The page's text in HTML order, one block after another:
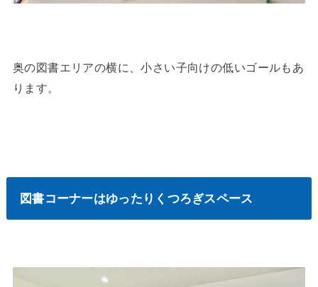
奥の図書エリアの横に、小さい子向けの低いゴールもあ
ります。
図書コーナーはゆったりくつろぎスペース